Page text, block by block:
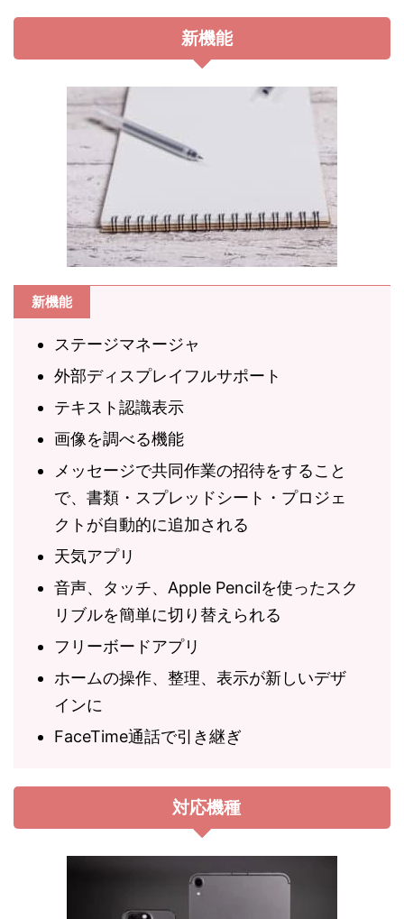
新機能
新機能
ステージマネージャ
外部ディスプレイフルサポート
テキスト認識表示
画像を調べる機能
メッセージで共同作業の招待をすること
で、書類・スプレッドシート・プロジェ
クトが自動的に追加される
天気アプリ
音声、タッチ、Apple Pencilを使ったスク
リブルを簡単に切り替えられる
フリーボードアプリ
ホームの操作、整理、表示が新しいデザ
インに
FaceTime通話で引き継ぎ
対応機種